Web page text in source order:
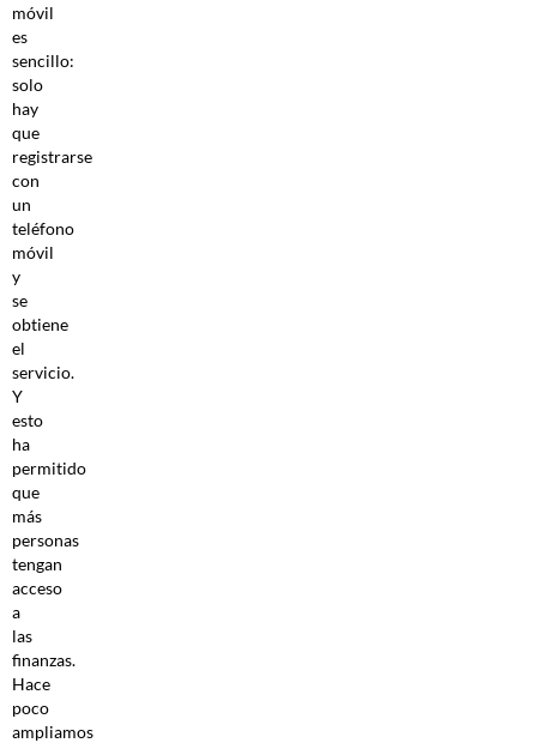
móvil
es
sencillo:
solo
hay
que
registrarse
con
un
teléfono
móvil
y
se
obtiene
el
servicio.
Y
esto
ha
permitido
que
más
personas
tengan
acceso
a
las
finanzas.
Hace
poco
ampliamos